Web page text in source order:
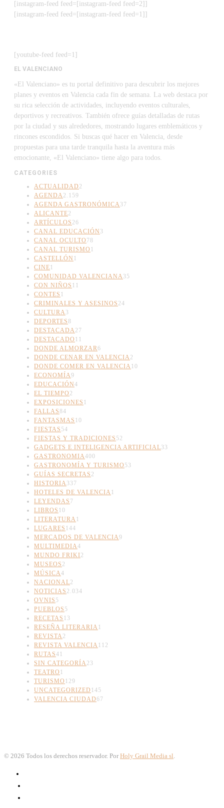
[instagram-feed feed=[instagram-feed feed=2]]
[instagram-feed feed=[instagram-feed feed=1]]
[youtube-feed feed=1]
EL VALENCIANO
«El Valenciano» es tu portal definitivo para descubrir los mejores
planes y eventos en Valencia cada fin de semana. La web destaca por
su rica selección de actividades, incluyendo eventos culturales,
deportivos y recreativos. También ofrece guías detalladas de rutas
por la ciudad y sus alrededores, mostrando lugares emblemáticos y
rincones escondidos. Si buscas qué hacer en Valencia, desde
propuestas para una tarde tranquila hasta la aventura más
emocionante, «El Valenciano» tiene algo para todos.
CATEGORIES
ACTUALIDAD 2
AGENDA 2.159
AGENDA GASTRONÓMICA 37
ALICANTE2
ARTÍCULOS 26
CANAL EDUCACIÓN 3
CANAL OCULTO 78
CANAL TURISMO 1
CASTELLÓN 1
CINE1
COMUNIDAD VALENCIANA 35
CON NIÑOS 11
CONTES 1
CRIMINALES Y ASESINOS 24
CULTURA 3
DEPORTES8
DESTACADA 27
DESTACADO 11
DONDE ALMORZAR6
DONDE CENAR EN VALENCIA 2
DONDE COMER EN VALENCIA 10
ECONOMÍA9
EDUCACIÓN4
EL TIEMPO 2
EXPOSICIONES 1
FALLAS84
FANTASMAS 10
FIESTAS 54
FIESTAS Y TRADICIONES 52
GADGETS E INTELIGENCIA ARTIFICIAL33
GASTRONOMIA400
GASTRONOMÍA Y TURISMO 53
GUÍAS SECRETAS 2
HISTORIA 337
HOTELES DE VALENCIA 1
LEYENDAS 7
LIBROS 10
LITERATURA 1
LUGARES 144
MERCADOS DE VALENCIA9
MULTIMEDIA4
MUNDO FRIKI2
MUSEOS 2
MÚSICA4
NACIONAL2
NOTICIAS 2.034
OVNIS 5
PUEBLOS 5
RECETAS 13
RESEÑA LITERARIA 1
REVISTA 2
REVISTA VALENCIA 112
RUTAS41
SIN CATEGORÍA 23
TEATRO 1
TURISMO 129
UNCATEGORIZED 145
VALENCIA CIUDAD67
© 2026 Todos los derechos reservador. Por Holy Grail Media sl